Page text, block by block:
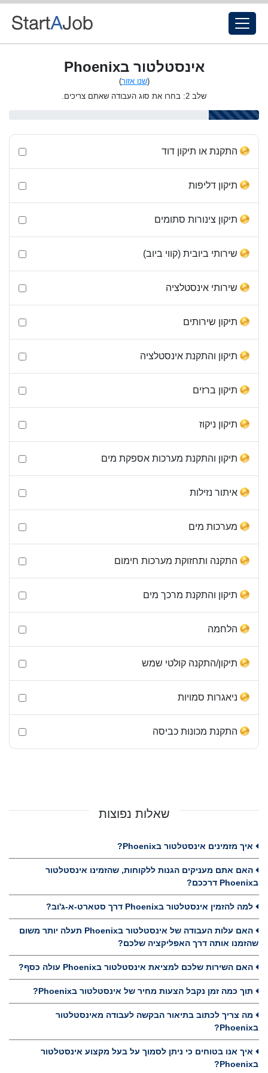
אינסטלטור בPhoenix
(שנו אזור)
שלב 2: בחרו את סוג העבודה שאתם צריכים.
התקנת או תיקון דוד
תיקון דליפות
תיקון צינורות סתומים
שירותי ביובית (קווי ביוב)
שירותי אינסטלציה
תיקון שירותים
תיקון והתקנת אינסטלציה
תיקון ברזים
תיקון ניקוז
תיקון והתקנת מערכות אספקת מים
איתור נזילות
מערכות מים
התקנה ותחזוקת מערכות חימום
תיקון והתקנת מרכך מים
הלחמה
תיקון/התקנה קולטי שמש
ניאגרות סמויות
התקנת מכונות כביסה
שאלות נפוצות
איך מזמינים אינסטלטור בPhoenix?
האם אתם מעניקים הגנות ללקוחות, שהזמינו אינסטלטור
בPhoenix דרככם?
למה להזמין אינסטלטור בPhoenix דרך סטארט-א-ג'וב?
האם עלות העבודה של אינסטלטור בPhoenix תעלה יותר משום
שהזמנו אותה דרך האפליקציה שלכם?
האם השירות שלכם למציאת אינסטלטור בPhoenix עולה כסף?
תוך כמה זמן נקבל הצעות מחיר של אינסטלטור בPhoenix?
מה צריך לכתוב בתיאור הבקשה לעבודה מאינסטלטור
בPhoenix?
איך אנו בטוחים כי ניתן לסמוך על בעל מקצוע אינסטלטור
בPhoenix?